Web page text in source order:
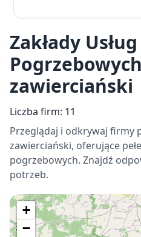
Zakłady Usług
Pogrzebowych
zawierciański
Liczba firm: 11
Przeglądaj i odkrywaj firmy
zawierciański, oferujące
pogrzebowych. Znajdź
potrzeb.
+
−